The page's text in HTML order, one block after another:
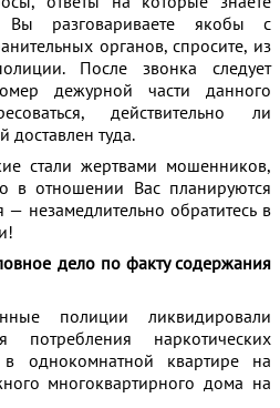
разговариваете якобы с
органов, спросите, из
После звонка следует
дежурной части данного
действительно ли
доставлен туда.
стали жертвами мошенников,
в отношении Вас планируются
незамедлительно обратитесь в
дело по факту содержания
полиции ликвидировали
наркотических
однокомнатной квартире на
многоквартирного дома на